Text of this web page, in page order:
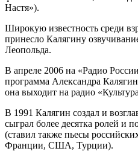
Настя»).
Широкую известность среди
принесло Калягину
Леопольда.
В апреле 2006 на «Радио
программа Александра
она выходит на радио
В 1991 Калягин создал и
сыграл более десятка ролей и
(ставил также пьесы
Франции, США, Турции).